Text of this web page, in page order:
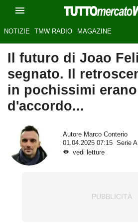
NOTIZIE TMW RADIO MAGAZINE
Il futuro di Joao
segnato. Il
in pochissimi erano
d'accordo...
Autore Marco Conterio
01.04.2025 07:15
Serie A
vedi letture